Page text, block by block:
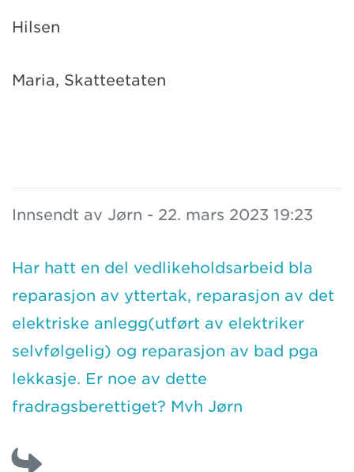
Hilsen
Maria, Skatteetaten
Innsendt av Jørn - 22. mars 2023 19:23
Har hatt en del vedlikeholdsarbeid bla
reparasjon av yttertak, reparasjon av det
elektriske anlegg(utført av elektriker
selvfølgelig) og reparasjon av bad pga
lekkasje. Er noe av dette
fradragsberettiget? Mvh Jørn